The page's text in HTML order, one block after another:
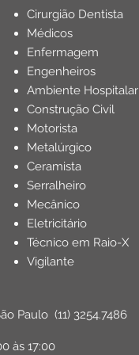
Cirurgião Dentista
Médicos
Enfermagem
Engenheiros
Ambiente Hospitalar
Construção Civil
Motorista
Metalúrgico
Ceramista
Serralheiro
Mecânico
Eletricitário
Técnico em Raio-X
Vigilante
Paulo (11) 3254.7486
às 17:00